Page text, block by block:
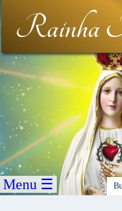
Rainha
Menu ☰